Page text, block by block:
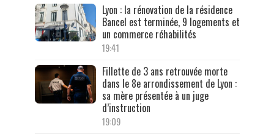
Lyon : la rénovation de la résidence
Bancel est terminée, 9 logements et
un commerce réhabilités
19:41
Fillette de 3 ans retrouvée morte
dans le 8e arrondissement de Lyon :
sa mère présentée à un juge
d’instruction
19:09